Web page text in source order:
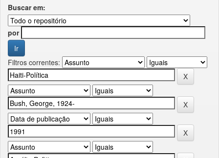
Buscar em:
por
Filtros correntes: